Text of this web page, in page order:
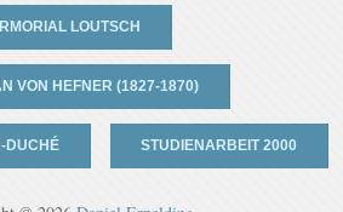
LOUTSCH
VON HEFNER (1827-1870)
DUCHÉ STUDIENARBEIT 2000